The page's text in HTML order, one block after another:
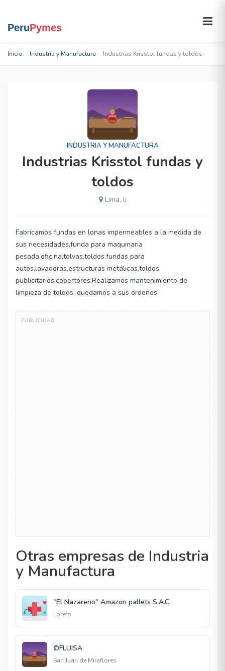
Inicio Industria y Manufactura Industrias Krisstol fundas y toldos
INDUSTRIA Y MANUFACTURA
Industrias Krisstol fundas y
toldos
Lima, li
Fabricamos fundas en lonas impermeables a la medida de
sus necesidades,funda para maquinaria
pesada,oficina,tolvas,toldos,fundas para
autos,lavadoras,estructuras metálicas,toldos
publicitarios,cobertores,Realizamos mantenimiento de
limpieza de toldos. quedamos a sus ordenes.
Otras empresas de Industria
y Manufactura
"El Nazareno" Amazon pallets S.A.C.
Loreto
©FLUISA
San Juan de Miraflores